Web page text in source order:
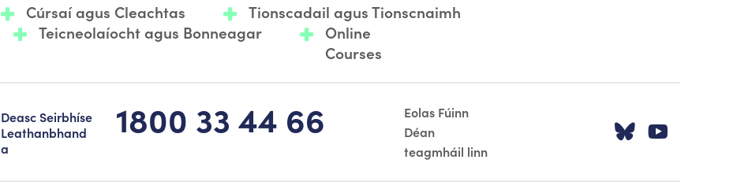
Cúrsaí agus Cleachtas
Tionscadail agus Tionscnaimh
Teicneolaíocht agus Bonneagar
Online
Courses
Deasc Seirbhíse
Leathanbhand
a
1800 33 44 66
Eolas Fúinn
Déan
teagmháil linn
Tabhair